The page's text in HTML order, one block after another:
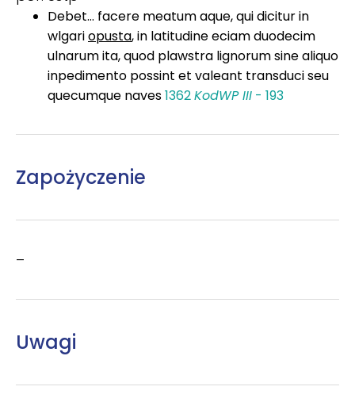
Debet... facere meatum aque, qui dicitur in
wlgariopusta, in latitudine eciam duodecim
ulnarum ita, quod plawstra lignorum sine aliquo
inpedimento possint et valeant transduci seu
quecumque naves1362KodWP III - 193
Zapożyczenie
–
Uwagi